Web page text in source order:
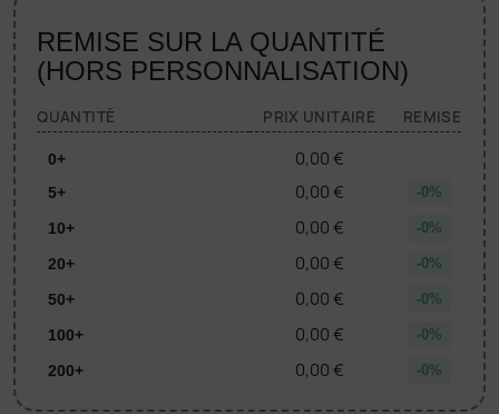
REMISE SUR LA QUANTITÉ
(HORS PERSONNALISATION)
QUANTITÉ PRIX UNITAIRE REMISE
0+ 0,00 €
5+ 0,00 € -0%
10+ 0,00 € -0%
20+ 0,00 € -0%
50+ 0,00 € -0%
100+ 0,00 € -0%
200+ 0,00 € -0%